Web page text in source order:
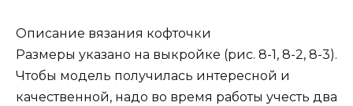
Описание вязания кофточки
Размеры указано на выкройке (рис. 8-1, 8-2, 8-3).
Чтобы модель получилась интересной и
качественной, надо во время работы учесть два